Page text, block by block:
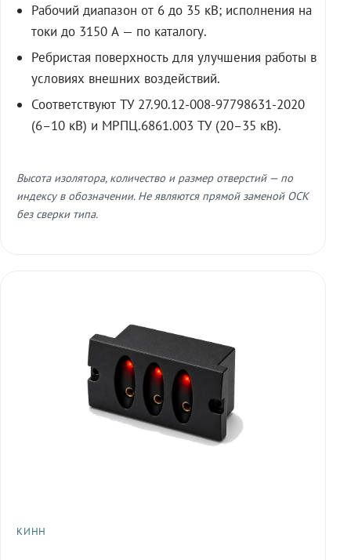
Рабочий диапазон от 6 до 35 кВ; исполнения на
токи до 3150 А — по каталогу.
Ребристая поверхность для улучшения работы в
условиях внешних воздействий.
Соответствуют ТУ 27.90.12-008-97798631-2020
(6–10 кВ) и МРПЦ.6861.003 ТУ (20–35 кВ).
Высота изолятора, количество и размер отверстий — по
индексу в обозначении. Не являются прямой заменой ОСК
без сверки типа.
КИНН